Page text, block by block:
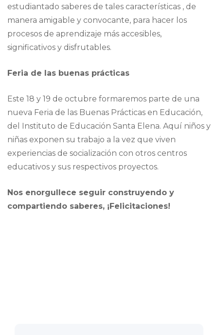
estudiantado saberes de tales características , de
manera amigable y convocante, para hacer los
procesos de aprendizaje más accesibles,
significativos y disfrutables.
Feria de las buenas prácticas
Este 18 y 19 de octubre formaremos parte de una
nueva Feria de las Buenas Prácticas en Educación,
del Instituto de Educación Santa Elena. Aquí niños y
niñas exponen su trabajo a la vez que viven
experiencias de socialización con otros centros
educativos y sus respectivos proyectos.
Nos enorgullece seguir construyendo y
compartiendo saberes, ¡Felicitaciones!